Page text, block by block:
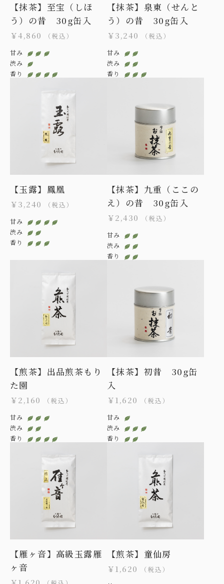
【抹茶】至宝（しほ
う）の昔 30g缶入
￥4,860 （税込）
甘み
渋み
香り
【抹茶】泉東（せんと
う）の昔 30g缶入
￥3,240 （税込）
甘み
渋み
香り
【玉露】鳳凰
￥3,240 （税込）
甘み
渋み
香り
【抹茶】九重（ここの
え）の昔 30g缶入
￥2,430 （税込）
甘み
渋み
香り
【煎茶】出品煎茶もり
た園
￥2,160 （税込）
甘み
渋み
香り
【抹茶】初昔 30g缶
入
￥1,620 （税込）
甘み
渋み
香り
【雁ヶ音】高級玉露雁
ヶ音
【煎茶】童仙房
￥1,620 （税込）